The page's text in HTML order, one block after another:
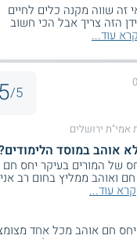
זה שווה מקנה כלים לחיים
הזה צריך אבל הכי חשוב
קרא עוד...
5/
אמי"ת ירושלים
אוהב במוסד
של המורים בעיקר יחס חם
ואוהב ממליץ בחום רב אני
קרא עוד...
חם אוהב מכל אחד